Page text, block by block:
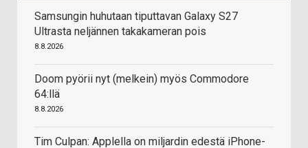
Samsungin huhutaan tiputtavan Galaxy S27
Ultrasta neljännen takakameran pois
8.8.2026
Doom pyörii nyt (melkein) myös Commodore
64:llä
8.8.2026
Tim Culpan: Applella on miljardin edestä iPhone-